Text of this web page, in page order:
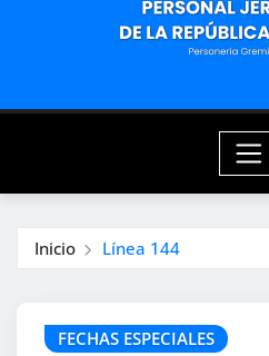
Inicio Línea 144
FECHAS ESPECIALES